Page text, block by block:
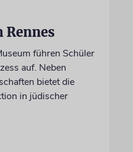
Rennes
führen Schüler
auf. Neben
bietet die
in jüdischer